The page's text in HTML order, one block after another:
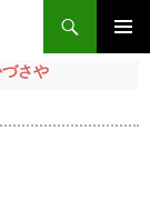
さや